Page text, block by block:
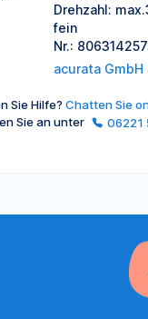
Drehzahl:
fein
Nr.:
acurata GmbH
Sie Hilfe? Chatten Sie
Sie an unter
06221